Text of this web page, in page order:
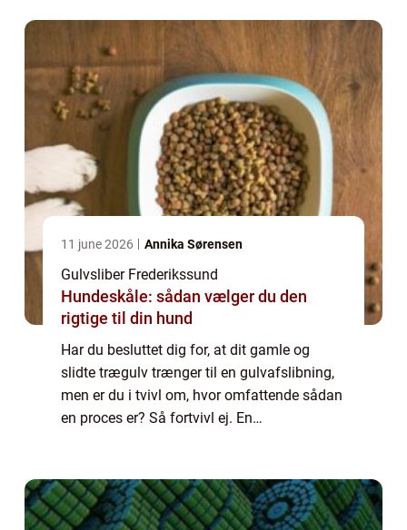
11 june 2026 Annika Sørensen
Gulvsliber Frederikssund
Hundeskåle: sådan vælger du den
rigtige til din hund
Har du besluttet dig for, at dit gamle og
slidte trægulv trænger til en gulvafslibning,
men er du i tvivl om, hvor omfattende sådan
en proces er? Så fortvivl ej. En